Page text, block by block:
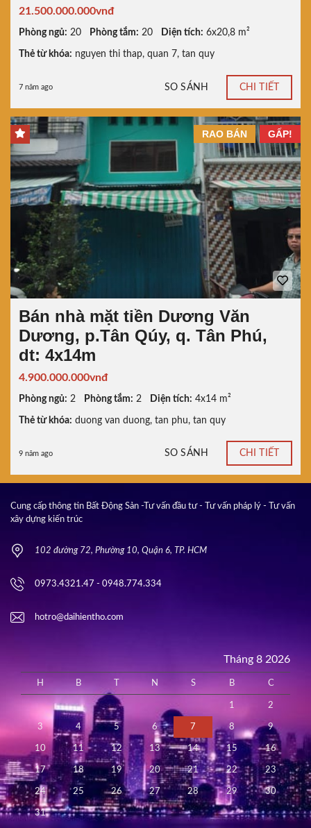
21.500.000.000vnđ
Phòng ngủ: 20 Phòng tắm: 20 Diện tích: 6x20,8 m²
Thẻ từ khóa: nguyen thi thap, quan 7, tan quy
7 năm ago SO SÁNH CHI TIẾT
GẤP!
RAO BÁN
Bán nhà mặt tiền Dương Văn
Dương, p.Tân Qúy, q. Tân Phú,
dt: 4x14m
4.900.000.000vnđ
Phòng ngủ: 2 Phòng tắm: 2 Diện tích: 4x14 m²
Thẻ từ khóa: duong van duong, tan phu, tan quy
9 năm ago SO SÁNH CHI TIẾT
Cung cấp thông tin Bất Động Sản -Tư vấn đầu tư - Tư vấn pháp lý - Tư vấn
xây dựng kiến trúc
102 đường 72, Phường 10, Quận 6, TP. HCM
0973.4321.47 - 0948.774.334
hotro@daihientho.com
Tháng 8 2026
H B N S B C
1 2
3 4 5 6 7 8 9
10 11 12 13 14 15 16
17 18 19 20 21 22 23
24 25 26 27 28 29 30
31